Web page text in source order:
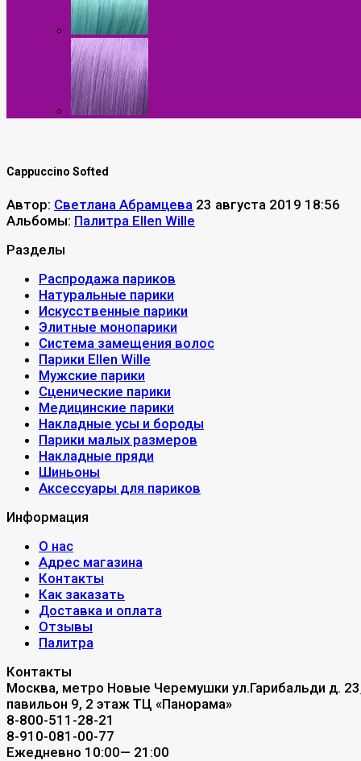
Cappuccino Softed
Автор: Светлана Абрамцева 23 августа 2019 18:56
Альбомы: Палитра Ellen Wille
Разделы
Распродажа париков
Натуральные парики
Искусственные парики
Элитные монопарики
Система замещения волос
Парики Ellen Wille
Мужские парики
Сценические парики
Медицинские парики
Накладные усы и бороды
Парики малых размеров
Накладные пряди
Шиньоны
Аксессуары для париков
Информация
О нас
Адрес магазина
Контакты
Как заказать
Доставка и оплата
Отзывы
Палитра
Контакты
Москва, метро Новые Черемушки ул.Гарибальди д.
павильон 9, 2 этаж ТЦ «Панорама»
8-800-511-28-21
8-910-081-00-77
Ежедневно 10:00— 21:00